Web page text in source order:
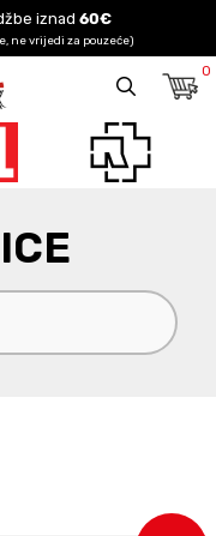
iznad 60€
ne vrijedi za pouzeće)
0